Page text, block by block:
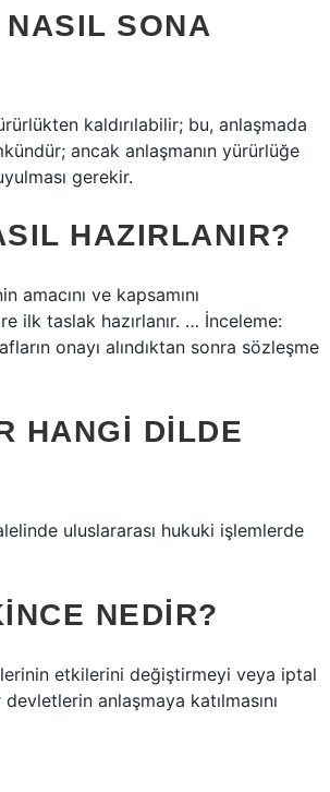
SONA
kaldırılabilir; bu, anlaşmada
ancak anlaşmanın yürürlüğe
gerekir.
HAZIRLANIR?
ve kapsamını
ilk taslak hazırlanır. … İnceleme:
onayı alındıktan sonra sözleşme
HANGI DILDE
uluslararası hukuki işlemlerde
NEDIR?
etkilerini değiştirmeyi veya iptal
anlaşmaya katılmasını